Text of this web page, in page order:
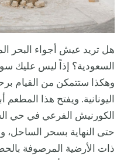
هل تريد عيش أجواء البحر
السعودية؟ إذاً ليس عليك
وهكذا ستتمكن من القيام
اليونانية. ويفتح هذا
الكورنيش الفرعي في حي
حتى النهاية بسحر الساحل،
ذات الأرضية المرصوفة